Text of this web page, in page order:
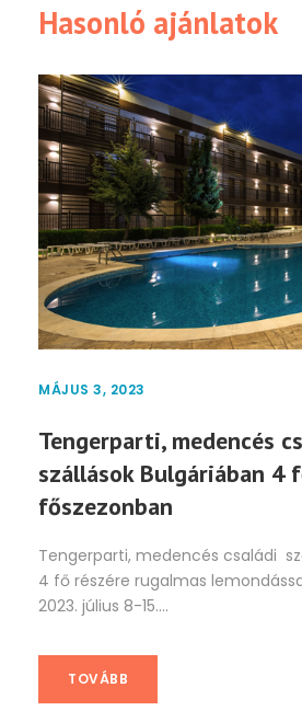
Hasonló ajánlatok
MÁJUS 3, 2023
Tengerparti, medencés
szállások Bulgáriában 4
főszezonban
Tengerparti, medencés családi
4 fő részére rugalmas
2023. július 8-15....
TOVÁBB